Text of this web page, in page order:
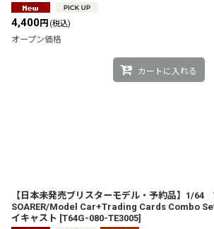
4,400円 (税込)
オープン価格
カートに入れる
【日本未発売ブリスターモデル・予約品】1/64
SOARER/Model Car+Trading Cards Combo
イキャスト [T64G-080-TE3005]